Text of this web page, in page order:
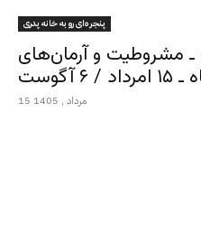
پنجره‌ای رو به خانه پدری
ـ مشروطیت و آرمان‌های
آگوست
15 مرداد , 1405